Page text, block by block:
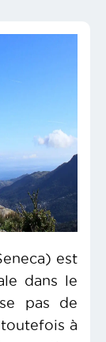
est
dans le
pas de
à